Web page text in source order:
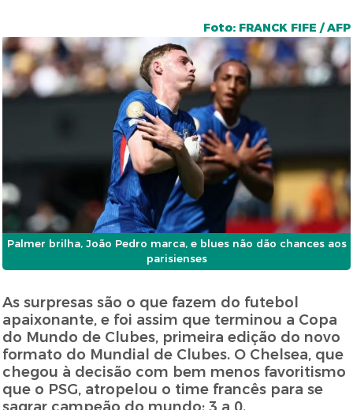
Foto: FRANCK FIFE / AFP
Palmer brilha, João Pedro marca, e blues não dão chances aos
parisienses
As surpresas são o que fazem do futebol
apaixonante, e foi assim que terminou a Copa
do Mundo de Clubes, primeira edição do novo
formato do Mundial de Clubes. O Chelsea, que
chegou à decisão com bem menos favoritismo
que o PSG, atropelou o time francês para se